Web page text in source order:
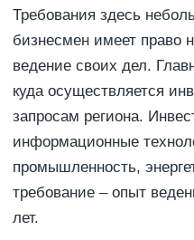
Требования здесь
бизнесмен имеет право
ведение своих дел.
куда осуществляется
запросам региона.
информационные
промышленность,
требование – опыт
лет.